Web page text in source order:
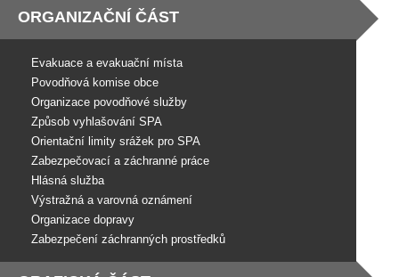
ORGANIZAČNÍ ČÁST
Evakuace a evakuační místa
Povodňová komise obce
Organizace povodňové služby
Způsob vyhlašování SPA
Orientační limity srážek pro SPA
Zabezpečovací a záchranné práce
Hlásná služba
Výstražná a varovná oznámení
Organizace dopravy
Zabezpečení záchranných prostředků